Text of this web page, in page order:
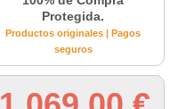
Protegida.
Productos originales | Pagos
seguros